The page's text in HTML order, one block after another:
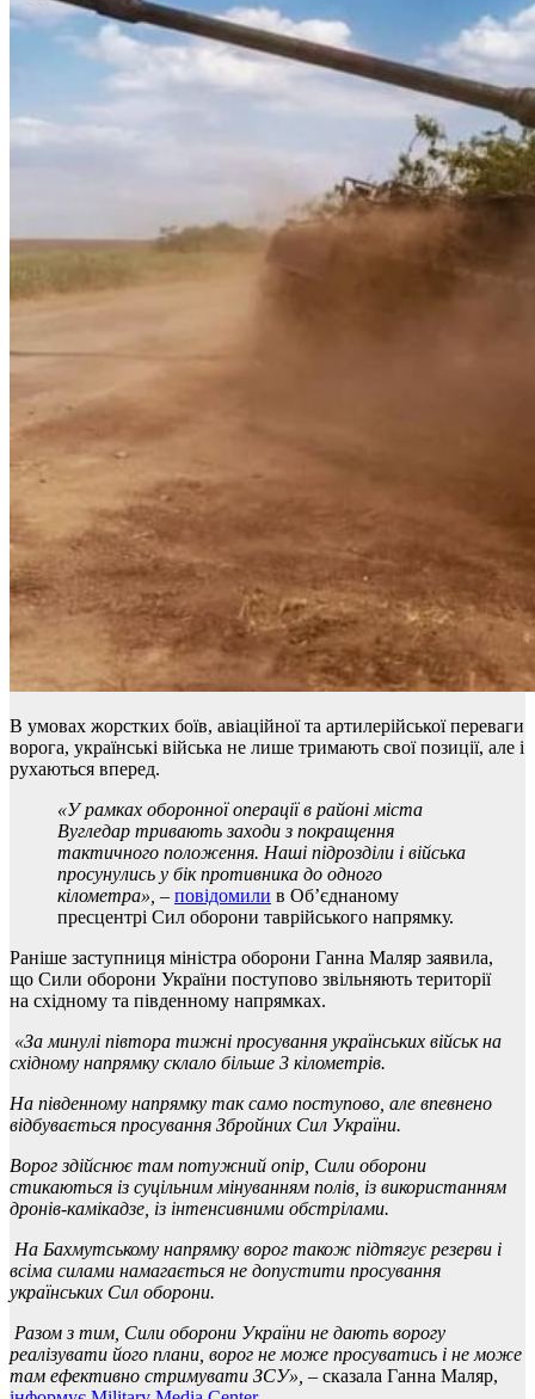
В умовах жорстких боїв, авіаційної та артилерійської переваги
ворога, українські війська не лише тримають свої позиції, але і
рухаються вперед.
«У рамках оборонної операції в районі міста
Вугледар тривають заходи з покращення
тактичного положення. Наші підрозділи і війська
просунулись у бік противника до одного
кілометра», – повідомили в Об’єднаному
пресцентрі Сил оборони таврійського напрямку.
Раніше заступниця міністра оборони Ганна Маляр заявила,
що Сили оборони України поступово звільняють території
на східному та південному напрямках.
«За минулі півтора тижні просування українських військ на
східному напрямку склало більше 3 кілометрів.
На південному напрямку так само поступово, але впевнено
відбувається просування Збройних Сил України.
Ворог здійснює там потужний опір, Сили оборони
стикаються із суцільним мінуванням полів, із використанням
дронів-камікадзе, із інтенсивними обстрілами.
На Бахмутському напрямку ворог також підтягує резерви і
всіма силами намагається не допустити просування
українських Сил оборони.
Разом з тим, Сили оборони України не дають ворогу
реалізувати його плани, ворог не може просуватись і не може
там ефективно стримувати ЗСУ», – сказала Ганна Маляр,